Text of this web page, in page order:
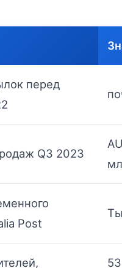
перед
Q3 2023
Post